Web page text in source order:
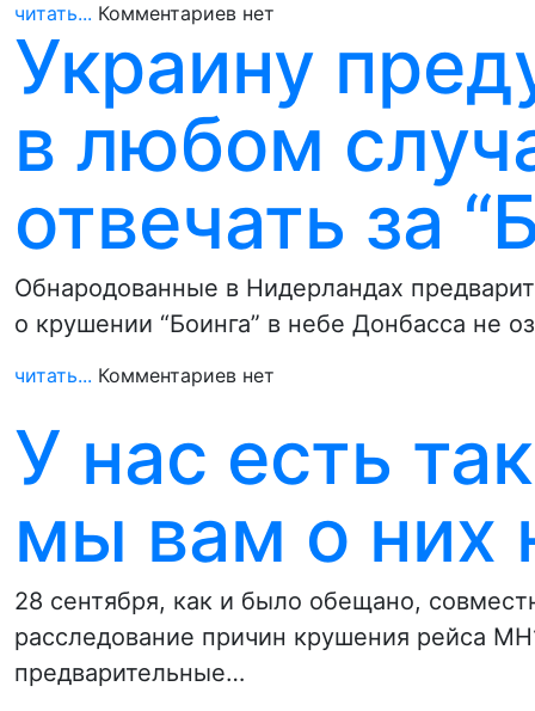
читать... Комментариев нет
Украину
в любом
отвечать за
Обнародованные в Нидерландах
о крушении “Боинга” в небе Донбасса не
читать... Комментариев нет
У нас есть
мы вам о них
28 сентября, как и было обещано,
расследование причин крушения рейса
предварительные…